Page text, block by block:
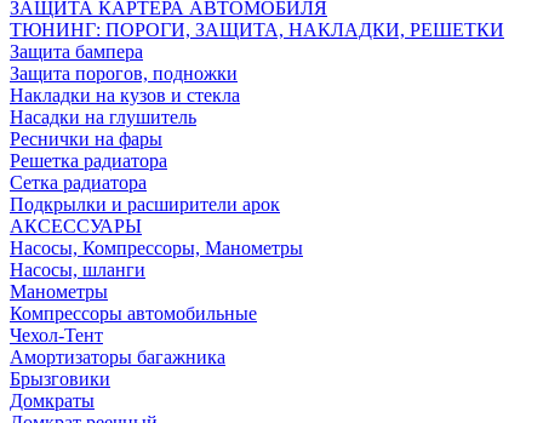
ЗАЩИТА КАРТЕРА АВТОМОБИЛЯ
ТЮНИНГ: ПОРОГИ, ЗАЩИТА, НАКЛАДКИ, РЕШЕТКИ
Защита бампера
Защита порогов, подножки
Накладки на кузов и стекла
Насадки на глушитель
Реснички на фары
Решетка радиатора
Сетка радиатора
Подкрылки и расширители арок
АКСЕССУАРЫ
Насосы, Компрессоры, Манометры
Насосы, шланги
Манометры
Компрессоры автомобильные
Чехол-Тент
Амортизаторы багажника
Брызговики
Домкраты